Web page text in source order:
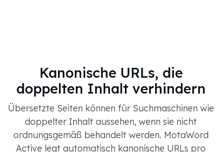
Kanonische URLs, die
doppelten Inhalt verhindern
Übersetzte Seiten können für Suchmaschinen wie
doppelter Inhalt aussehen, wenn sie nicht
ordnungsgemäß behandelt werden. MotaWord
Active legt automatisch kanonische URLs pro